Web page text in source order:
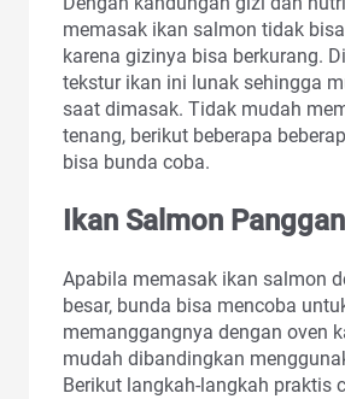
memasak ikan salmon tidak
karena gizinya bisa berkurang.
tekstur ikan ini lunak sehingga
saat dimasak. Tidak mudah
tenang, berikut beberapa
bisa bunda coba.
Ikan Salmon
Apabila memasak ikan salmon
besar, bunda bisa mencoba
memanggangnya dengan oven
mudah dibandingkan
Berikut langkah-langkah praktis